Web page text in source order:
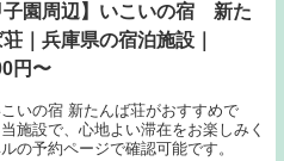
子園周辺】いこいの宿 新た
｜兵庫県の宿泊施設｜
円〜
いの宿 新たんば荘がおすすめで
施設で、心地よい滞在をお楽しみく
の予約ページで確認可能です。